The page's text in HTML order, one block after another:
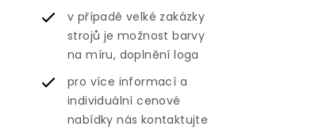
v případě velké zakázky
strojů je možnost barvy
na míru, doplnění loga
pro více informací a
individuální cenové
nabídky nás kontaktujte